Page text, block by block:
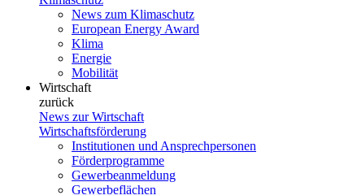
News zum Klimaschutz
European Energy Award
Klima
Energie
Mobilität
Wirtschaft
zurück
News zur Wirtschaft
Wirtschaftsförderung
Institutionen und Ansprechpersonen
Förderprogramme
Gewerbeanmeldung
Gewerbeflächen